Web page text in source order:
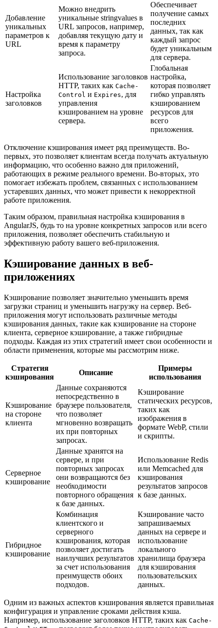
Добавление
уникальных
параметров к
URL
Можно внедрить
уникальные stringvalues в
URL запросов, например,
добавляя текущую дату и
время к параметру
запроса.
Обеспечивает
получение самых
последних
данных, так как
каждый запрос
будет уникальным
для сервера.
Настройка
заголовков
Использование заголовков
HTTP, таких как Cache-
Control и Expires, для
управления
кэшированием на уровне
сервера.
Глобальная
настройка,
которая позволяет
гибко управлять
кэшированием
ресурсов для
всего
приложения.
Отключение кэширования имеет ряд преимуществ. Во-
первых, это позволяет клиентам всегда получать актуальную
информацию, что особенно важно для приложений,
работающих в режиме реального времени. Во-вторых, это
помогает избежать проблем, связанных с использованием
устаревших данных, что может привести к некорректной
работе приложения.
Таким образом, правильная настройка кэширования в
AngularJS, будь то на уровне конкретных запросов или всего
приложения, позволяет обеспечить стабильную и
эффективную работу вашего веб-приложения.
Кэширование данных в веб-
приложениях
Кэширование позволяет значительно уменьшить время
загрузки страниц и уменьшить нагрузку на сервер. Веб-
приложения могут использовать различные методы
кэширования данных, такие как кэширование на стороне
клиента, серверное кэширование, а также гибридные
подходы. Каждая из этих стратегий имеет свои особенности и
области применения, которые мы рассмотрим ниже.
Стратегия
кэширования
Описание
Примеры
использования
Кэширование
на стороне
клиента
Данные сохраняются
непосредственно в
браузере пользователя,
что позволяет
мгновенно возвращать
их при повторных
запросах.
Кэширование
статических ресурсов,
таких как
изображения в
формате WebP, стили
и скрипты.
Серверное
кэширование
Данные хранятся на
сервере, и при
повторных запросах
они возвращаются без
необходимости
повторного обращения
к базе данных.
Использование Redis
или Memcached для
кэширования
результатов запросов
к базе данных.
Гибридное
кэширование
Комбинация
клиентского и
серверного
кэширования, которая
позволяет достигать
наилучших результатов
за счет использования
преимуществ обоих
подходов.
Кэширование часто
запрашиваемых
данных на сервере и
использование
локального
хранилища браузера
для кэширования
пользовательских
данных.
Одним из важных аспектов кэширования является правильная
конфигурация и управление сроками действия кэша.
Например, использование заголовков HTTP, таких как Cache-